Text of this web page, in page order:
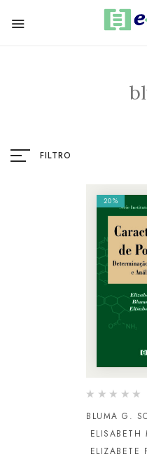
FILTRO
20%
BLUMA G.
ELISABETH
ELIZABETE